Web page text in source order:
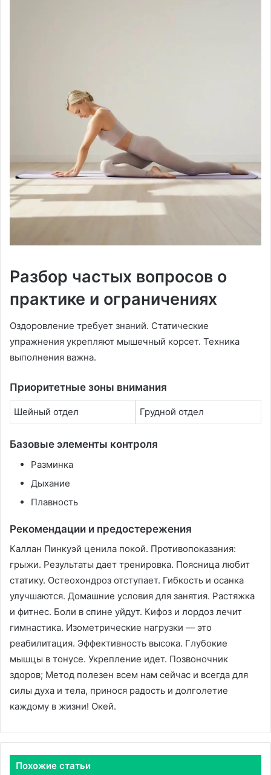
Разбор частых вопросов о
практике и ограничениях
Оздоровление требует знаний. Статические
упражнения укрепляют мышечный корсет. Техника
выполнения важна.
Приоритетные зоны внимания
Шейный отдел Грудной отдел
Базовые элементы контроля
Разминка
Дыхание
Плавность
Рекомендации и предостережения
Каллан Пинкуэй ценила покой. Противопоказания:
грыжи. Результаты дает тренировка. Поясница любит
статику. Остеохондроз отступает. Гибкость и осанка
улучшаются. Домашние условия для занятия. Растяжка
и фитнес. Боли в спине уйдут. Кифоз и лордоз лечит
гимнастика. Изометрические нагрузки — это
реабилитация. Эффективность высока. Глубокие
мышцы в тонусе. Укрепление идет. Позвоночник
здоров; Метод полезен всем нам сейчас и всегда для
силы духа и тела, принося радость и долголетие
каждому в жизни! Окей.
Похожие статьи